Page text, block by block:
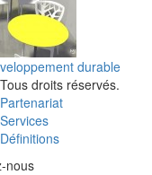
durable
droits réservés.
Partenariat
Services
Définitions
nous